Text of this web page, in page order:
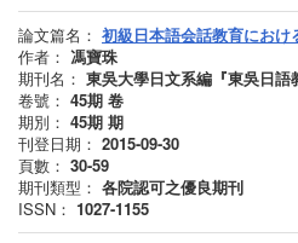
論文篇名： 初級日本語会話教育にお
作者： 馮寶珠
期刊名： 東吳大學日文系編『東吳日語
卷號： 45期 卷
期別： 45期 期
刊登日期： 2015-09-30
頁數： 30-59
期刊類型： 各院認可之優良期刊
ISSN： 1027-1155